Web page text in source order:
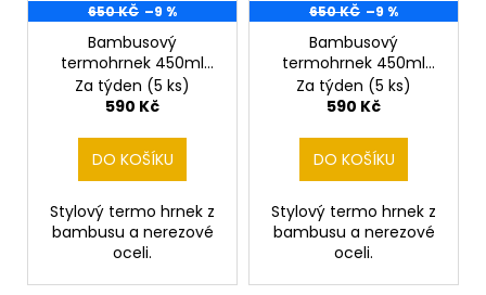
650 KČ –9 %
Bambusový
termohrnek 450ml
Barvář
Za týden (5 ks)
590 Kč
DO KOŠÍKU
Stylový termo hrnek z
bambusu a nerezové
oceli.
650 KČ –9 %
Bambusový
termohrnek 450ml
Bažant
Za týden (5 ks)
590 Kč
DO KOŠÍKU
Stylový termo hrnek z
bambusu a nerezové
oceli.